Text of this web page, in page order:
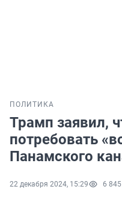
ПОЛИТИКА
Трамп заявил,
потребовать
Панамского
22 декабря 2024, 15:29 6 845